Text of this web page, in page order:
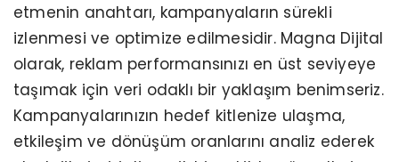
etmenin anahtarı, kampanyaların sürekli
izlenmesi ve optimize edilmesidir. Magna Dijital
olarak, reklam performansınızı en üst seviyeye
taşımak için veri odaklı bir yaklaşım benimseriz.
Kampanyalarınızın hedef kitlenize ulaşma,
etkileşim ve dönüşüm oranlarını analiz ederek